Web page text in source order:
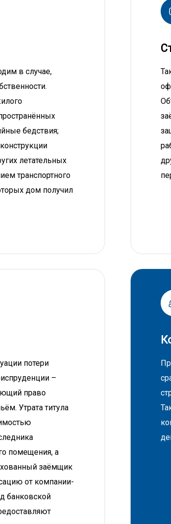
в случае,
бедствия;
летательных
транспортного
дом получил
потери
–
право
Утрата титула
помещения, а
заёмщик
от компании-
банковской